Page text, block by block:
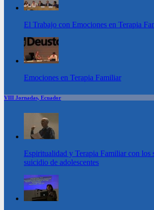
El Trabajo con Emociones en Terapia
Emociones en Terapia Familiar
VIII Jornadas, Ecuador
Espiritualidad y Terapia Familiar con los
suicidio de adolescentes